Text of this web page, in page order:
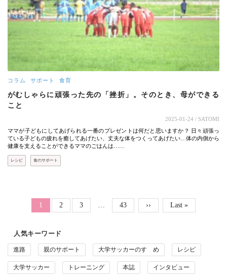
コラム サポート 食育
がむしゃらに頑張った先の「挫折」。そのとき、母ができる
こと
2025-01-24 / SATOMI
ママが子どもにしてあげられる一番のプレゼントは何だと思いますか？ 日々頑張っ
ている子どもの疲れを癒してあげたい、丈夫な体をつくってあげたい…体の内側から
健康を支えることができるママのごはんは……
レシピ 食のサポート
ページ送り
カレントページ
1 Page
2 Page
3 … Page
43 次ページ
›› 最終ページ
Last »
人気キーワード
進路 親のサポート 大学サッカーのすゝめ レシピ
大学サッカー トレーニング 本誌 インタビュー